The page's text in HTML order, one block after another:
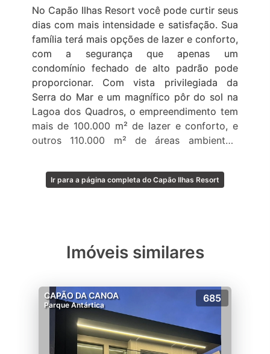
No Capão Ilhas Resort você pode curtir seus
dias com mais intensidade e satisfação. Sua
família terá mais opções de lazer e conforto,
com a segurança que apenas um
condomínio fechado de alto padrão pode
proporcionar. Com vista privilegiada da
Serra do Mar e um magnífico pôr do sol na
Lagoa dos Quadros, o empreendimento tem
mais de 100.000 m² de lazer e conforto, e
outros 110.000 m² de áreas ambientais
Ir para a página completa do Capão Ilhas Resort
Imóveis similares
CAPÃO DA CANOA
Parque Antártica
685